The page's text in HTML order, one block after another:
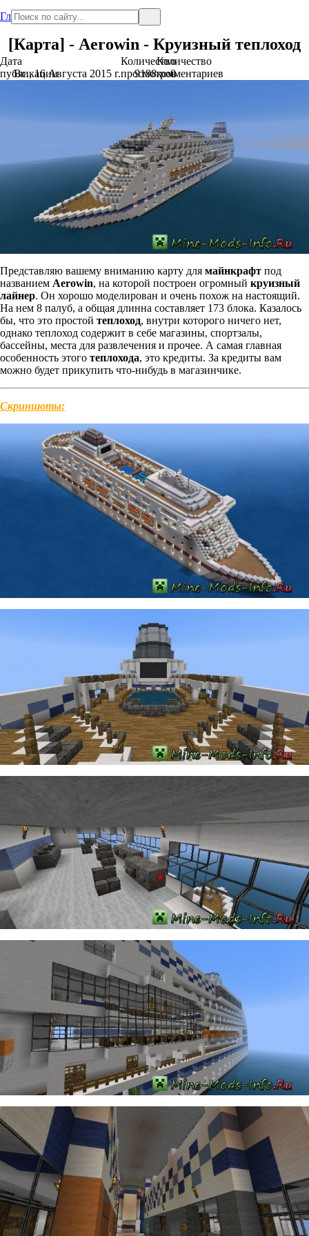
Главная
[Карта] - Aerowin - Круизный теплоход
Дата
публикации
Вс., 16 Августа 2015 г.
Количество
просмотров
9198
Количество
комментариев
0
Представляю вашему вниманию карту для майнкрафт под
названием Aerowin, на которой построен огромный круизный
лайнер. Он хорошо моделирован и очень похож на настоящий.
На нем 8 палуб, а общая длинна составляет 173 блока. Казалось
бы, что это простой теплоход, внутри которого ничего нет,
однако теплоход содержит в себе магазины, спортзалы,
бассейны, места для развлечения и прочее. А самая главная
особенность этого теплохода, это кредиты. За кредиты вам
можно будет прикупить что-нибудь в магазинчике.
Скриншоты: